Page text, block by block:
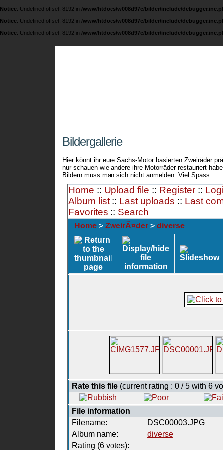
Notice: Undefined offset: 8192 in /www/htdocs/w008d97c/bilder/include/
Notice: Undefined offset: 8192 in /www/htdocs/w008d97c/bilder/include/
Notice: Undefined offset: 8192 in /www/htdocs/w008d97c/bilder/include/
Bildergallerie
Hier könnt ihr eure Sachs-Motor basierten Zweiräder
nur schauen wie andere ihre Motorräder restauriert
Bildern muss man sich nicht anmelden. Viel Spass...
Home :: Upload file :: Register ::
Album list :: Last uploads :: Last
Favorites :: Search
Home > ZweirÃ¤der > diverse
Rate this file (current rating : 0 / 5 with 6
File information
Filename:
DSC00003.JPG
Album name:
diverse
Rating (6 votes):